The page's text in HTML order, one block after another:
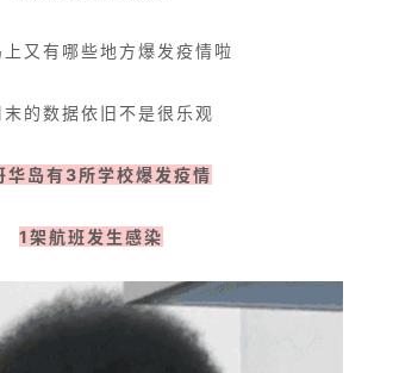
上又有哪些地方爆发疫情啦
末的数据依旧不是很乐观
华岛有3所学校爆发疫情
1架航班发生感染